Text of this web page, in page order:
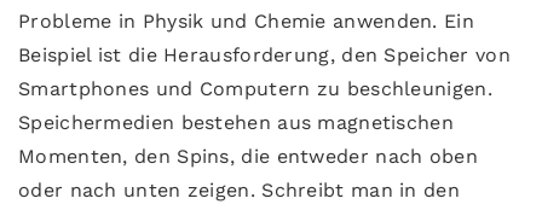
Probleme in Physik und Chemie anwenden. Ein
Beispiel ist die Herausforderung, den Speicher von
Smartphones und Computern zu beschleunigen.
Speichermedien bestehen aus magnetischen
Momenten, den Spins, die entweder nach oben
oder nach unten zeigen. Schreibt man in den